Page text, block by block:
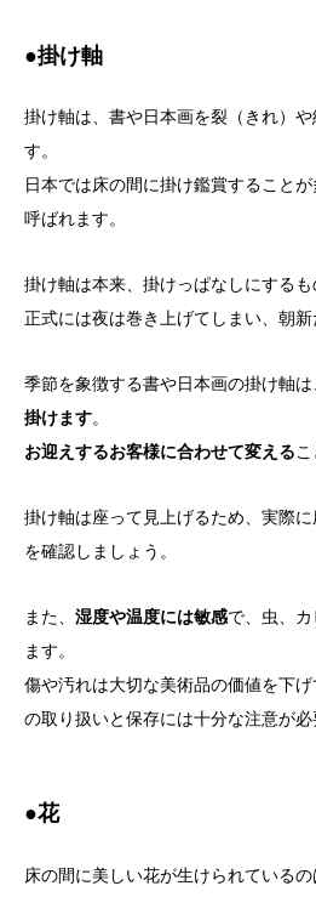
●掛け軸
掛け軸は、書や日本画を裂（きれ）
す。
日本では床の間に掛け鑑賞することが
呼ばれます。
掛け軸は本来、掛けっぱなしにするも
正式には夜は巻き上げてしまい、朝新
季節を象徴する書や日本画の掛け軸
掛けます。
お迎えするお客様に合わせて変えるこ
掛け軸は座って見上げるため、実際
を確認しましょう。
また、 湿度や温度には敏感で、虫、
ます。
傷や汚れは大切な美術品の価値を下
の取り扱いと保存には十分な注意が必
●花
床の間に美しい花が生けられている